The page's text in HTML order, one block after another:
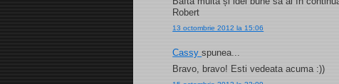
Robert
13 octombrie 2012 la 15:06
Cassyspunea...
Bravo, bravo! Esti vedeata acuma :))